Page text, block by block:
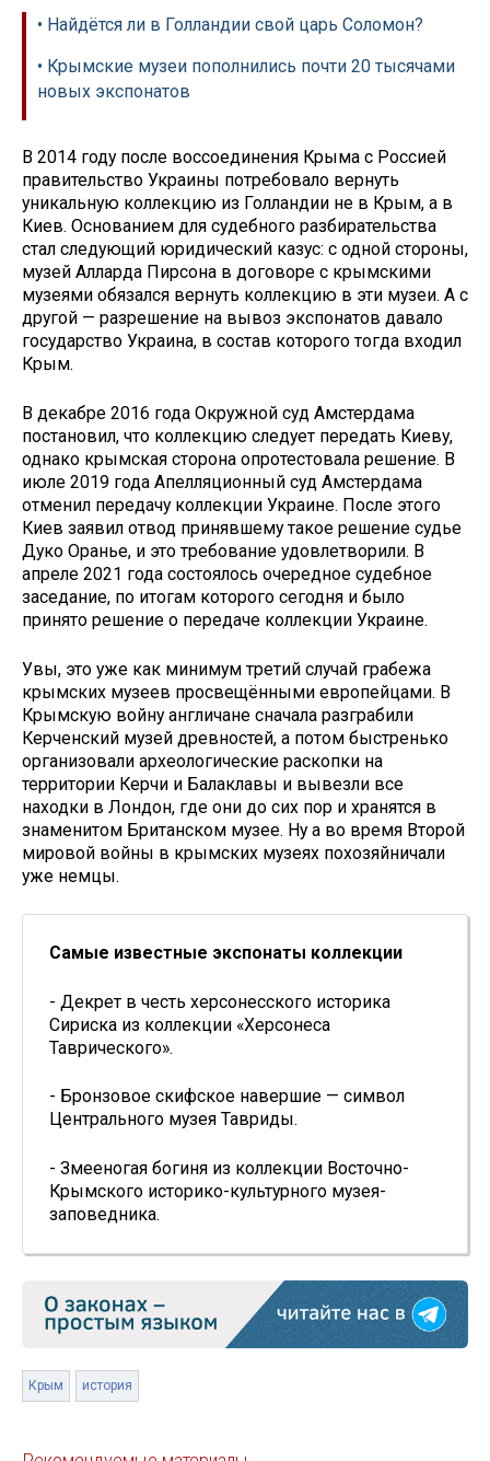
• Найдётся ли в Голландии свой царь Соломон?
• Крымские музеи пополнились почти 20 тысячами
новых экспонатов
В 2014 году после воссоединения Крыма с Россией
правительство Украины потребовало вернуть
уникальную коллекцию из Голландии не в Крым, а в
Киев. Основанием для судебного разбирательства
стал следующий юридический казус: с одной стороны,
музей Алларда Пирсона в договоре с крымскими
музеями обязался вернуть коллекцию в эти музеи. А с
другой — разрешение на вывоз экспонатов давало
государство Украина, в состав которого тогда входил
Крым.
В декабре 2016 года Окружной суд Амстердама
постановил, что коллекцию следует передать Киеву,
однако крымская сторона опротестовала решение. В
июле 2019 года Апелляционный суд Амстердама
отменил передачу коллекции Украине. После этого
Киев заявил отвод принявшему такое решение судье
Дуко Оранье, и это требование удовлетворили. В
апреле 2021 года состоялось очередное судебное
заседание, по итогам которого сегодня и было
принято решение о передаче коллекции Украине.
Увы, это уже как минимум третий случай грабежа
крымских музеев просвещёнными европейцами. В
Крымскую войну англичане сначала разграбили
Керченский музей древностей, а потом быстренько
организовали археологические раскопки на
территории Керчи и Балаклавы и вывезли все
находки в Лондон, где они до сих пор и хранятся в
знаменитом Британском музее. Ну а во время Второй
мировой войны в крымских музеях похозяйничали
уже немцы.
Самые известные экспонаты коллекции
- Декрет в честь херсонесского историка
Сириска из коллекции «Херсонеса
Таврического».
- Бронзовое скифское навершие — символ
Центрального музея Тавриды.
- Змееногая богиня из коллекции Восточно-
Крымского историко-культурного музея-
заповедника.
Крым история